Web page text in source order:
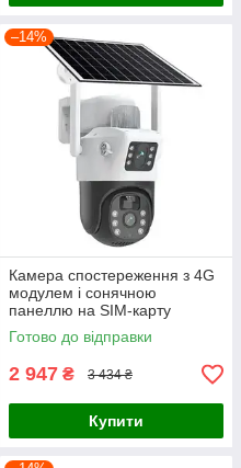
–14%
Камера спостереження з 4G
модулем і сонячною
панеллю на SIM-карту
Готово до відправки
2 947 ₴ 3 434 ₴
Купити